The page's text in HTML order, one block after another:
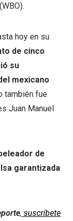
hoy en su
de cinco
su
mexicano
también fue
Juan Manuel
de
garantizada
, suscríbete